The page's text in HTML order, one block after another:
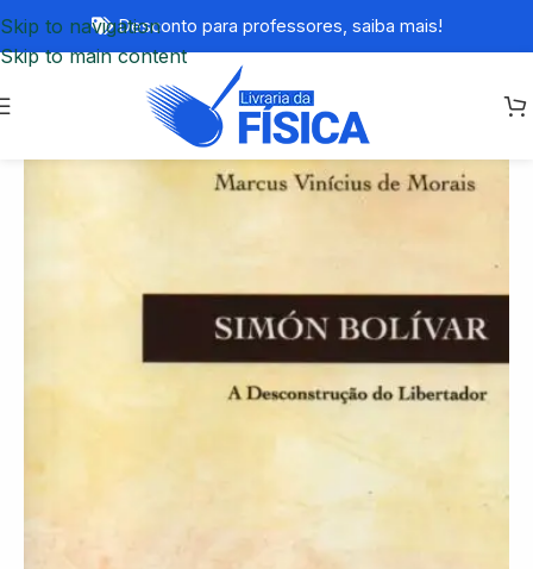
Skip to navigation
Skip to main content
Desconto para professores, saiba mais!